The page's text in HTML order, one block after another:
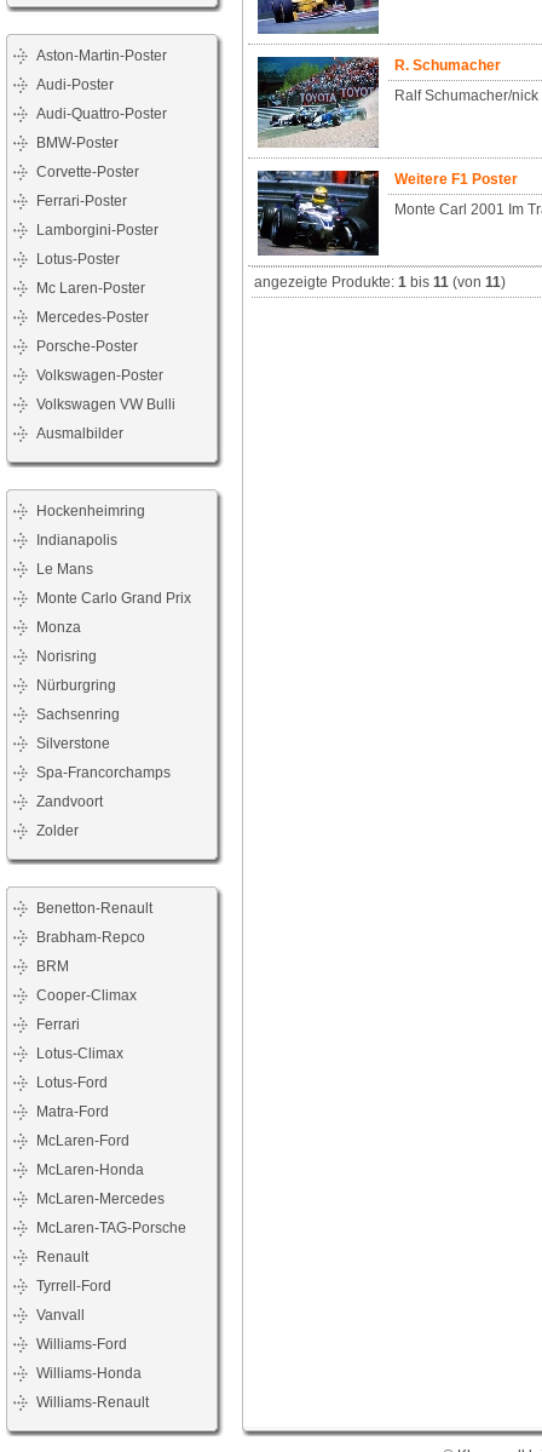
Aston-Martin-Poster
Audi-Poster
Audi-Quattro-Poster
BMW-Poster
Corvette-Poster
Ferrari-Poster
Lamborgini-Poster
Lotus-Poster
Mc Laren-Poster
Mercedes-Poster
Porsche-Poster
Volkswagen-Poster
Volkswagen VW Bulli
Ausmalbilder
Hockenheimring
Indianapolis
Le Mans
Monte Carlo Grand Prix
Monza
Norisring
Nürburgring
Sachsenring
Silverstone
Spa-Francorchamps
Zandvoort
Zolder
Benetton-Renault
Brabham-Repco
BRM
Cooper-Climax
Ferrari
Lotus-Climax
Lotus-Ford
Matra-Ford
McLaren-Ford
McLaren-Honda
McLaren-Mercedes
McLaren-TAG-Porsche
Renault
Tyrrell-Ford
Vanvall
Williams-Ford
Williams-Honda
Williams-Renault
R. Schumacher
Ralf Schumacher/
Weitere F1 Poster
Monte Carl 2001 Im
angezeigte Produkte:1 bis11 (von11)